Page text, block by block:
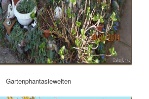
Gartenphantasiewelten